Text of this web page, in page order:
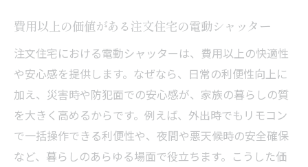
費用以上の価値がある注文住宅の電動シャッター
注文住宅における電動シャッターは、費用以上の快適性
や安心感を提供します。なぜなら、日常の利便性向上に
加え、災害時や防犯面での安心感が、家族の暮らしの質
を大きく高めるからです。例えば、外出時でもリモコン
で一括操作できる利便性や、夜間や悪天候時の安全確保
など、暮らしのあらゆる場面で役立ちます。こうした価